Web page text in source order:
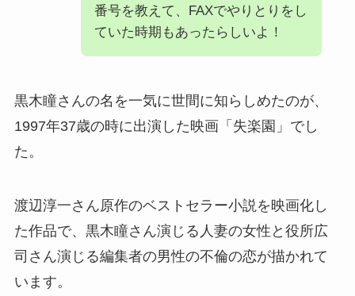
番号を教えて、FAXでやりとりをし
ていた時期もあったらしいよ！
黒木瞳さんの名を一気に世間に知らしめたのが、
1997年37歳の時に出演した映画「失楽園」でし
た。
渡辺淳一さん原作のベストセラー小説を映画化し
た作品で、黒木瞳さん演じる人妻の女性と役所広
司さん演じる編集者の男性の不倫の恋が描かれて
います。